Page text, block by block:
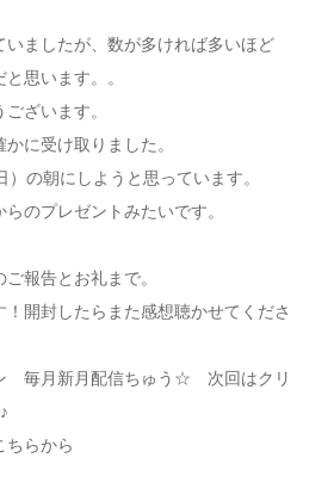
ましたが、数が多ければ多いほど
思います。。
ざいます。
に受け取りました。
の朝にしようと思っています。
のプレゼントみたいです。
報告とお礼まで。
！開封したらまた感想聴かせてくださ
毎月新月配信ちゅう☆ 次回はクリ
らから